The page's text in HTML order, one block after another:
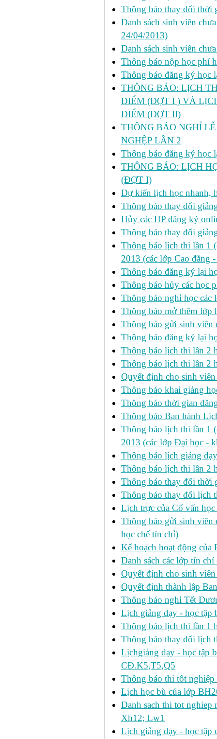
Thông báo thay đổi thời
Danh sách sinh viên
24/04/2013)
Danh sách sinh viên
Thông báo nộp học phí
Thông báo đăng ký học
THÔNG BÁO: LỊCH
ĐIỂM (ĐỢT I ) VÀ
ĐIỂM (ĐỢT II)
THÔNG BÁO NGHỈ
NGHỆP LẦN 2
Thông báo đăng ký học
THÔNG BÁO: LỊCH
(ĐỢT I)
Dự kiến lịch học nhanh,
Thông báo thay đổi
Hủy các HP đăng ký
Thông báo thay đổi
Thông báo lịch thi lần 1
2013 (các lớp Cao đẳng
Thông báo đăng ký lại
Thông báo hủy các học
Thông báo nghỉ học các
Thông báo mở thêm lớp
Thông báo gửi sinh viên
Thông báo đăng ký lại
Thông báo lịch thi lần 2
Thông báo lịch thi lần 2
Quyết định cho sinh
Thông báo khai giảng
Thông báo thời gian
Thông báo Ban hành
Thông báo lịch thi lần 1
2013 (các lớp Đại học -
Thông báo lịch giảng
Thông báo lịch thi lần 2
Thông báo thay đổi thời
Thông báo thay đổi lịch
Lịch trực của Cố vấn học
Thông báo gửi sinh viên
học chế tín chỉ)
Kế hoạch hoạt động
Danh sách các lớp tín
Quyết định cho sinh
Quyết định thành lập
Thông báo nghỉ Tết
Lịch giảng dạy - học tập
Thông báo lịch thi lần 1
Thông báo thay đổi lịch
Lịchgiảng dạy - học tập
CĐ.K5,T5,Q5
Thông báo thi tốt nghiệp
Lịch học bù của lớp
Danh sach thi tot
Xh12; Lw1
Lịch giảng dạy - học tập